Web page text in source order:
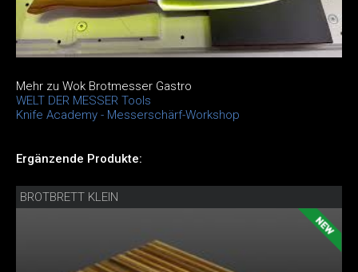
Mehr zu Wok Brotmesser Gastro
WELT DER MESSER Tools
Knife Academy - Messerschärf-Workshop
Ergänzende Produkte:
BROTBRETT KLEIN